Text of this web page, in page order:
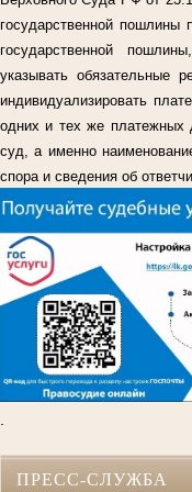
государственной пошлины
государственной
указывать обязательные
индивидуализировать
одних и тех же платежных
суд, а именно
спора и сведения об
.
ПРЕСС-СЛУЖБА